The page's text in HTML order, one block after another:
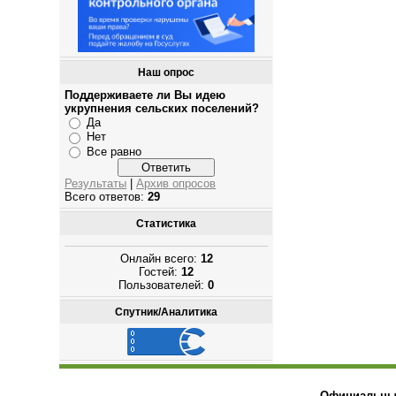
Наш опрос
Поддерживаете ли Вы идею
укрупнения сельских поселений?
Да
Нет
Все равно
Результаты |Архив опросов
Всего ответов:29
Статистика
Онлайн всего: 12
Гостей:12
Пользователей:0
Спутник/Аналитика